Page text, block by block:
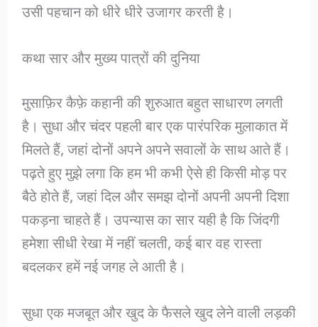
उसी पहचान को धीरे धीरे उजागर करती है।
कथा सार और मुख्य पात्रों की दुनिया
मुसाफ़िर कैफ़े कहानी की शुरुआत बहुत साधारण लगती
है। सुधा और चंदर पहली बार एक पारंपरिक मुलाकात में
मिलते हैं, जहां दोनों अपने अपने सवालों के साथ आते हैं।
पढ़ते हुए मुझे लगा कि हम भी कभी ऐसे ही किसी मोड़ पर
बैठे होते हैं, जहां दिल और समझ दोनों अपनी अपनी दिशा
पकड़ना चाहते हैं। उपन्यास का सार यही है कि जिंदगी
हमेशा सीधी रेखा में नहीं चलती, कई बार वह रास्ता
बदलकर हमें नई जगह ले आती है।
सुधा एक मजबूत और खुद के फैसले खुद लेने वाली लड़की